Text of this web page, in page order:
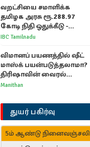
வறட்சியை சமாளிக்க
தமிழக அரசு ரூ.288.97
கோடி நிதி ஒதுக்கீடு -
வெளியான அரசாணை
IBC Tamilnadu
விமானப் பயணத்தில் ஷீட்
மாஸ்க் பயன்படுத்தலாமா?
திரிஷாவின் வைரல்
செல்ஃபிக்கு மருத்துவர்
Manithan
துயர் பகிர்வு
5ம் ஆண்டு நினைவஞ்சலி